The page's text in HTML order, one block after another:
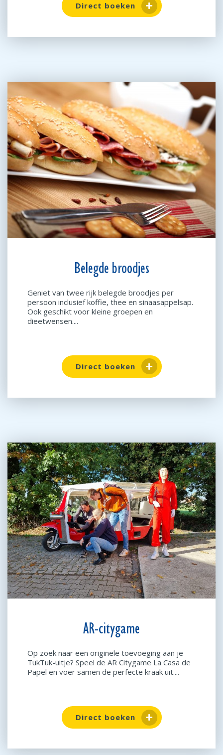
Direct boeken
Belegde broodjes
Geniet van twee rijk belegde broodjes per
persoon inclusief koffie, thee en sinaasappelsap.
Ook geschikt voor kleine groepen en
dieetwensen....
Direct boeken
AR-citygame
Op zoek naar een originele toevoeging aan je
TukTuk-uitje? Speel de AR Citygame La Casa de
Papel en voer samen de perfecte kraak uit....
Direct boeken